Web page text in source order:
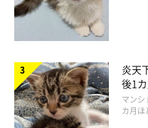
わたしはらいちともーちゃん
↓↓↓最近暑いですね↓↓↓
🐱もーちゃん、もう夏
炎天
後1
でツ
マン
カ月